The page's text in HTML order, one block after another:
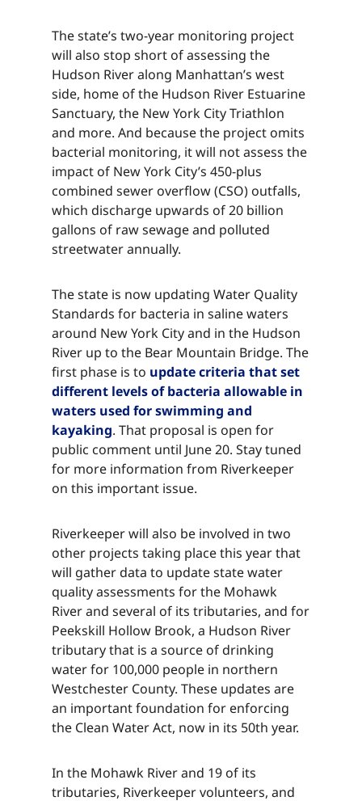
The state’s two-year monitoring project
will also stop short of assessing the
Hudson River along Manhattan’s west
side, home of the Hudson River Estuarine
Sanctuary, the New York City Triathlon
and more. And because the project omits
bacterial monitoring, it will not assess the
impact of New York City’s 450-plus
combined sewer overflow (CSO) outfalls,
which discharge upwards of 20 billion
gallons of raw sewage and polluted
streetwater annually.​​​​‌ ‍ ​‍​‍‌‍ ‌ ​‍‌‍‍‌‌‍‌ ‌‍‍‌‌‍ ‍​‍​‍​ ‍‍​‍​‍‌ ​ ‌‍​‌‌‍ ‍‌‍‍‌‌ ‌​‌ ‍‌​‍ ‍‌‍‍‌‌‍ ​‍​‍​‍ ​​‍​‍‌‍‍​‌ ​‍‌‍‌‌‌‍‌‍​‍​‍​ ‍‍​‍​‍‌‍‍​‌ ‌​‌ ‌​‌ ​​‌ ​ ​ ‍‍​‍ ​‍ ‌‍​ ‌‍ ‌‌ ​ ​‍ ‍‌‍ ‌‌‍​‌‌‍‍‌‌‍ ‍​‍ ‍​ ​‍​ ​​​ ​‍​ ‌​‌ ​‍‌‍‌‌‌‍‌​‌‍‌‌‌ ​ ‌‍‍‌‌‍‌ ‌‍ ‍​‍ ‍‌ ​‍‌‍‍‌‌ ‌‍‌‍‌‌‌ ​‍‌‍‍ ‌‍‌‌‌‍‌‌‌ ​​‌‍‌‌‌ ​‍​‍ ‍‌‍ ‌ ​‍‌‍‌ ​‍ ‌‍‍‌‌‍ ‍‌ ‌​‌‍‌‌‌‍ ‍‌ ‌​​‍ ‌‍‌‌‌‍‌​‌‍‍‌‌ ‌​​‍ ‌‍ ‌‌‍ ‌‍‌​‌‍‌‌​ ‌‌ ​​‌ ​‍‌‍‌‌‌ ​ ‌‍‌‌‌‍ ‍‌ ‌​‌‍​‌‌ ‌​‌‍‍‌‌‍ ‌‍ ‍​ ‍ ‌‍‍‌‌‍‌​​ ‌​ ​‌‌‍​ ‌‍​‍‌‍​‌​ ‍​‌‍‌​​ ​​​ ‌‌​‍ ‌​ ​‍​ ​​​ ‌ ‌‍​‌​‍ ‌​ ‌​​ ​‌‌‍‌​​ ‌​​‍ ‌​ ‍‌‌‍‌‌​ ‌​​ ‌ ​‍ ‌​ ​‍‌‍​‍​ ‌‍‌‍‌‌​ ‌ ‌‍​‍​ ‌‌​ ‌ ‌‍‌‌​ ​​​ ​​​ ‌​​ ‍ ‌ ‌​‌ ‍‌‌ ​​‌‍‌‌​ ‌‌‍​‌‌ ​‍‌ ‌​‌‍‍‌‌‍​ ‌‍ ​‌‍‌‌​ ‍ ‌ ​​‌‍​‌‌ ‌​‌‍‍​​ ‌‌‍​ ‌‍ ‌‍ ‍‌ ‌​‌‍‌‌‌‍ ‍‌ ‌​​‍‌‌​ ‌‌‌​​‍‌‌ ‌‍‍ ‌‍‌‌‌ ‍‌​‍‌‌​ ​ ‌​‌​​‍‌‌​ ​ ‌​‌​​‍‌‌​ ​‍​ ​‍​ ​‌‌‍‌‍​ ‌‍‌‍​ ​ ​‍‌‍​ ‌‍​ ‌‍​‌​ ‌ ​ ‍‌‌‍​‌‌‍​‍​‍‌‌​ ​‍​ ​‍​‍‌‌​ ‌‌‌​‌​​‍ ‍‌‍​ ‌‍‍​‌‍‍‌‌‍ ​‌‍‌​‌ ​‍‌‍‌‌‌‍ ‍​‍‌‌​ ‌‌‌​​‍‌‌ ‌‍‍ ‌‍‌‌‌ ‍‌​‍‌‌​ ​ ‌​‌​​‍‌‌​ ​ ‌​‌​​‍‌‌​ ​‍​ ​‍​ ​‌‌‍‌‍​ ‌‍‌‍​ ​ ​‍‌‍​ ‌‍​ ‌‍​‌​ ‌ ​ ‍‌‌‍​‌‌‍​‍​ ​​​‍‌‌​ ​‍​ ​‍​‍‌‌​ ‌‌‌​‌​​‍ ‍‌ ‌​‌‍‌‌‌ ‍​‌ ‌​​ ‌‍​‍‌‍​‌‌ ​ ‌‍‌‌‌‌‌‌‌ ​‍‌‍ ​​ ‌‌‍‍​‌ ‌​‌ ‌​‌ ​​‌ ​ ​‍‌‌​ ​ ‌​​‌​‍‌‌​ ​‍‌​‌‍​‍‌‌​ ​‍‌​‌‍‌‍​ ‌‍ ‌‌ ​ ​‍ ‍‌‍ ‌‌‍​‌‌‍‍‌‌‍ ‍​‍ ‍​ ​‍​ ​​​ ​‍​ ‌​‌ ​‍‌‍‌‌‌‍‌​‌‍‌‌‌ ​ ‌‍‍‌‌‍‌ ‌‍ ‍​‍ ‍‌ ​‍‌‍‍‌‌ ‌‍‌‍‌‌‌ ​‍‌‍‍ ‌‍‌‌‌‍‌‌‌ ​​‌‍‌‌‌ ​‍​‍ ‍‌‍ ‌ ​‍‌‍‌ ​‍‌‍‌‍‍‌‌‍‌​​ ‌​ ​‌‌‍​ ‌‍​‍‌‍​‌​ ‍​‌‍‌​​ ​​​ ‌‌​‍ ‌​ ​‍​ ​​​ ‌ ‌‍​‌​‍ ‌​ ‌​​ ​‌‌‍‌​​ ‌​​‍ ‌​ ‍‌‌‍‌‌​ ‌​​ ‌ ​‍ ‌​ ​‍‌‍​‍​ ‌‍‌‍‌‌​ ‌ ‌‍​‍​ ‌‌​ ‌ ‌‍‌‌​ ​​​ ​​​ ‌​​‍‌‍‌ ‌​‌ ‍‌‌ ​​‌‍‌‌​ ‌‌‍​‌‌ ​‍‌ ‌​‌‍‍‌‌‍​ ‌‍ ​‌‍‌‌​‍‌‍‌ ​​‌‍​‌‌ ‌​‌‍‍​​ ‌‌‍​ ‌‍ ‌‍ ‍‌ ‌​‌‍‌‌‌‍ ‍‌ ‌​​‍‌‌​ ‌‌‌​​‍‌‌ ‌‍‍ ‌‍‌‌‌ ‍‌​‍‌‌​ ​ ‌​‌​​‍‌‌​ ​ ‌​‌​​‍‌‌​ ​‍​ ​‍​ ​‌‌‍‌‍​ ‌‍‌‍​ ​ ​‍‌‍​ ‌‍​ ‌‍​‌​ ‌ ​ ‍‌‌‍​‌‌‍​‍​‍‌‌​ ​‍​ ​‍​‍‌‌​ ‌‌‌​‌​​‍ ‍‌‍​ ‌‍‍​‌‍‍‌‌‍ ​‌‍‌​‌ ​‍‌‍‌‌‌‍ ‍​‍‌‌​ ‌‌‌​​‍‌‌ ‌‍‍ ‌‍‌‌‌ ‍‌​‍‌‌​ ​ ‌​‌​​‍‌‌​ ​ ‌​‌​​‍‌‌​ ​‍​ ​‍​ ​‌‌‍‌‍​ ‌‍‌‍​ ​ ​‍‌‍​ ‌‍​ ‌‍​‌​ ‌ ​ ‍‌‌‍​‌‌‍​‍​ ​​​‍‌‌​ ​‍​ ​‍​‍‌‌​ ‌‌‌​‌​​‍ ‍‌ ‌​‌‍‌‌‌ ‍​‌ ‌​​‍‌‍‌ ​​‌‍‌‌‌ ​‍‌ ​ ‌ ​​‌‍‌‌‌‍​ ‌ ‌​‌‍‍‌‌ ‌‍‌‍‌‌​ ‌‌ ​​‌ ‌‌‌‍​‍‌‍ ​‌‍‍‌‌ ​ ‌‍‍​‌‍‌‌‌‍‌​​‍​‍‌ ‌
The state is now updating Water Quality
Standards for bacteria in saline waters
around New York City and in the Hudson
River up to the Bear Mountain Bridge. The
first phase is to ​​​​‌ ‍ ​‍​‍‌‍ ‌ ​‍‌‍‍‌‌‍‌ ‌‍‍‌‌‍ ‍​‍​‍​ ‍‍​‍​‍‌ ​ ‌‍​‌‌‍ ‍‌‍‍‌‌ ‌​‌ ‍‌​‍ ‍‌‍‍‌‌‍ ​‍​‍​‍ ​​‍​‍‌‍‍​‌ ​‍‌‍‌‌‌‍‌‍​‍​‍​ ‍‍​‍​‍‌‍‍​‌ ‌​‌ ‌​‌ ​​‌ ​ ​ ‍‍​‍ ​‍ ‌‍​ ‌‍ ‌‌ ​ ​‍ ‍‌‍ ‌‌‍​‌‌‍‍‌‌‍ ‍​‍ ‍​ ​‍​ ​​​ ​‍​ ‌​‌ ​‍‌‍‌‌‌‍‌​‌‍‌‌‌ ​ ‌‍‍‌‌‍‌ ‌‍ ‍​‍ ‍‌ ​‍‌‍‍‌‌ ‌‍‌‍‌‌‌ ​‍‌‍‍ ‌‍‌‌‌‍‌‌‌ ​​‌‍‌‌‌ ​‍​‍ ‍‌‍ ‌ ​‍‌‍‌ ​‍ ‌‍‍‌‌‍ ‍‌ ‌​‌‍‌‌‌‍ ‍‌ ‌​​‍ ‌‍‌‌‌‍‌​‌‍‍‌‌ ‌​​‍ ‌‍ ‌‌‍ ‌‍‌​‌‍‌‌​ ‌‌ ​​‌ ​‍‌‍‌‌‌ ​ ‌‍‌‌‌‍ ‍‌ ‌​‌‍​‌‌ ‌​‌‍‍‌‌‍ ‌‍ ‍​ ‍ ‌‍‍‌‌‍‌​​ ‌​ ​‌‌‍​ ‌‍​‍‌‍​‌​ ‍​‌‍‌​​ ​​​ ‌‌​‍ ‌​ ​‍​ ​​​ ‌ ‌‍​‌​‍ ‌​ ‌​​ ​‌‌‍‌​​ ‌​​‍ ‌​ ‍‌‌‍‌‌​ ‌​​ ‌ ​‍ ‌​ ​‍‌‍​‍​ ‌‍‌‍‌‌​ ‌ ‌‍​‍​ ‌‌​ ‌ ‌‍‌‌​ ​​​ ​​​ ‌​​ ‍ ‌ ‌​‌ ‍‌‌ ​​‌‍‌‌​ ‌‌‍​‌‌ ​‍‌ ‌​‌‍‍‌‌‍​ ‌‍ ​‌‍‌‌​ ‍ ‌ ​​‌‍​‌‌ ‌​‌‍‍​​ ‌‌‍​ ‌‍ ‌‍ ‍‌ ‌​‌‍‌‌‌‍ ‍‌ ‌​​‍‌‌​ ‌‌‌​​‍‌‌ ‌‍‍ ‌‍‌‌‌ ‍‌​‍‌‌​ ​ ‌​‌​​‍‌‌​ ​ ‌​‌​​‍‌‌​ ​‍​ ​‍​ ‍‌‌‍​‍​ ‌‍​ ​‌‌‍​ ​ ‌​‌‍​ ​ ​‍​ ‌‍​ ‌ ​ ‍‌‌‍‌‍​‍‌‌​ ​‍​ ​‍​‍‌‌​ ‌‌‌​‌​​‍ ‍‌‍​ ‌‍‍​‌‍‍‌‌‍ ​‌‍‌​‌ ​‍‌‍‌‌‌‍ ‍​‍‌‌​ ‌‌‌​​‍‌‌ ‌‍‍ ‌‍‌‌‌ ‍‌​‍‌‌​ ​ ‌​‌​​‍‌‌​ ​ ‌​‌​​‍‌‌​ ​‍​ ​‍​ ‍‌‌‍​‍​ ‌‍​ ​‌‌‍​ ​ ‌​‌‍​ ​ ​‍​ ‌‍​ ‌ ​ ‍‌‌‍‌‍​ ​​​‍‌‌​ ​‍​ ​‍​‍‌‌​ ‌‌‌​‌​​‍ ‍‌ ‌​‌‍‌‌‌ ‍​‌ ‌​​ ‌‍​‍‌‍​‌‌ ​ ‌‍‌‌‌‌‌‌‌ ​‍‌‍ ​​ ‌‌‍‍​‌ ‌​‌ ‌​‌ ​​‌ ​ ​‍‌‌​ ​ ‌​​‌​‍‌‌​ ​‍‌​‌‍​‍‌‌​ ​‍‌​‌‍‌‍​ ‌‍ ‌‌ ​ ​‍ ‍‌‍ ‌‌‍​‌‌‍‍‌‌‍ ‍​‍ ‍​ ​‍​ ​​​ ​‍​ ‌​‌ ​‍‌‍‌‌‌‍‌​‌‍‌‌‌ ​ ‌‍‍‌‌‍‌ ‌‍ ‍​‍ ‍‌ ​‍‌‍‍‌‌ ‌‍‌‍‌‌‌ ​‍‌‍‍ ‌‍‌‌‌‍‌‌‌ ​​‌‍‌‌‌ ​‍​‍ ‍‌‍ ‌ ​‍‌‍‌ ​‍‌‍‌‍‍‌‌‍‌​​ ‌​ ​‌‌‍​ ‌‍​‍‌‍​‌​ ‍​‌‍‌​​ ​​​ ‌‌​‍ ‌​ ​‍​ ​​​ ‌ ‌‍​‌​‍ ‌​ ‌​​ ​‌‌‍‌​​ ‌​​‍ ‌​ ‍‌‌‍‌‌​ ‌​​ ‌ ​‍ ‌​ ​‍‌‍​‍​ ‌‍‌‍‌‌​ ‌ ‌‍​‍​ ‌‌​ ‌ ‌‍‌‌​ ​​​ ​​​ ‌​​‍‌‍‌ ‌​‌ ‍‌‌ ​​‌‍‌‌​ ‌‌‍​‌‌ ​‍‌ ‌​‌‍‍‌‌‍​ ‌‍ ​‌‍‌‌​‍‌‍‌ ​​‌‍​‌‌ ‌​‌‍‍​​ ‌‌‍​ ‌‍ ‌‍ ‍‌ ‌​‌‍‌‌‌‍ ‍‌ ‌​​‍‌‌​ ‌‌‌​​‍‌‌ ‌‍‍ ‌‍‌‌‌ ‍‌​‍‌‌​ ​ ‌​‌​​‍‌‌​ ​ ‌​‌​​‍‌‌​ ​‍​ ​‍​ ‍‌‌‍​‍​ ‌‍​ ​‌‌‍​ ​ ‌​‌‍​ ​ ​‍​ ‌‍​ ‌ ​ ‍‌‌‍‌‍​‍‌‌​ ​‍​ ​‍​‍‌‌​ ‌‌‌​‌​​‍ ‍‌‍​ ‌‍‍​‌‍‍‌‌‍ ​‌‍‌​‌ ​‍‌‍‌‌‌‍ ‍​‍‌‌​ ‌‌‌​​‍‌‌ ‌‍‍ ‌‍‌‌‌ ‍‌​‍‌‌​ ​ ‌​‌​​‍‌‌​ ​ ‌​‌​​‍‌‌​ ​‍​ ​‍​ ‍‌‌‍​‍​ ‌‍​ ​‌‌‍​ ​ ‌​‌‍​ ​ ​‍​ ‌‍​ ‌ ​ ‍‌‌‍‌‍​ ​​​‍‌‌​ ​‍​ ​‍​‍‌‌​ ‌‌‌​‌​​‍ ‍‌ ‌​‌‍‌‌‌ ‍​‌ ‌​​‍‌‍‌ ​​‌‍‌‌‌ ​‍‌ ​ ‌ ​​‌‍‌‌‌‍​ ‌ ‌​‌‍‍‌‌ ‌‍‌‍‌‌​ ‌‌ ​​‌ ‌‌‌‍​‍‌‍ ​‌‍‍‌‌ ​ ‌‍‍​‌‍‌‌‌‍‌​​‍​‍‌ ‌ update criteria that set
different levels of bacteria allowable in
waters used for swimming and
kayaking​​​​‌ ‍ ​‍​‍‌‍ ‌ ​‍‌‍‍‌‌‍‌ ‌‍‍‌‌‍ ‍​‍​‍​ ‍‍​‍​‍‌ ​ ‌‍​‌‌‍ ‍‌‍‍‌‌ ‌​‌ ‍‌​‍ ‍‌‍‍‌‌‍ ​‍​‍​‍ ​​‍​‍‌‍‍​‌ ​‍‌‍‌‌‌‍‌‍​‍​‍​ ‍‍​‍​‍‌‍‍​‌ ‌​‌ ‌​‌ ​​‌ ​ ​ ‍‍​‍ ​‍ ‌‍​ ‌‍ ‌‌ ​ ​‍ ‍‌‍ ‌‌‍​‌‌‍‍‌‌‍ ‍​‍ ‍​ ​‍​ ​​​ ​‍​ ‌​‌ ​‍‌‍‌‌‌‍‌​‌‍‌‌‌ ​ ‌‍‍‌‌‍‌ ‌‍ ‍​‍ ‍‌ ​‍‌‍‍‌‌ ‌‍‌‍‌‌‌ ​‍‌‍‍ ‌‍‌‌‌‍‌‌‌ ​​‌‍‌‌‌ ​‍​‍ ‍‌‍ ‌ ​‍‌‍‌ ​‍ ‌‍‍‌‌‍ ‍‌ ‌​‌‍‌‌‌‍ ‍‌ ‌​​‍ ‌‍‌‌‌‍‌​‌‍‍‌‌ ‌​​‍ ‌‍ ‌‌‍ ‌‍‌​‌‍‌‌​ ‌‌ ​​‌ ​‍‌‍‌‌‌ ​ ‌‍‌‌‌‍ ‍‌ ‌​‌‍​‌‌ ‌​‌‍‍‌‌‍ ‌‍ ‍​ ‍ ‌‍‍‌‌‍‌​​ ‌​ ​‌‌‍​ ‌‍​‍‌‍​‌​ ‍​‌‍‌​​ ​​​ ‌‌​‍ ‌​ ​‍​ ​​​ ‌ ‌‍​‌​‍ ‌​ ‌​​ ​‌‌‍‌​​ ‌​​‍ ‌​ ‍‌‌‍‌‌​ ‌​​ ‌ ​‍ ‌​ ​‍‌‍​‍​ ‌‍‌‍‌‌​ ‌ ‌‍​‍​ ‌‌​ ‌ ‌‍‌‌​ ​​​ ​​​ ‌​​ ‍ ‌ ‌​‌ ‍‌‌ ​​‌‍‌‌​ ‌‌‍​‌‌ ​‍‌ ‌​‌‍‍‌‌‍​ ‌‍ ​‌‍‌‌​ ‍ ‌ ​​‌‍​‌‌ ‌​‌‍‍​​ ‌‌‍​ ‌‍ ‌‍ ‍‌ ‌​‌‍‌‌‌‍ ‍‌ ‌​​‍‌‌​ ‌‌‌​​‍‌‌ ‌‍‍ ‌‍‌‌‌ ‍‌​‍‌‌​ ​ ‌​‌​​‍‌‌​ ​ ‌​‌​​‍‌‌​ ​‍​ ​‍​ ‍‌‌‍​‍​ ‌‍​ ​‌‌‍​ ​ ‌​‌‍​ ​ ​‍​ ‌‍​ ‌ ​ ‍‌‌‍‌‍​‍‌‌​ ​‍​ ​‍​‍‌‌​ ‌‌‌​‌​​‍ ‍‌‍​ ‌‍‍​‌‍‍‌‌‍ ​‌‍‌​‌ ​‍‌‍‌‌‌‍ ‍​‍‌‌​ ‌‌‌​​‍‌‌ ‌‍‍ ‌‍‌‌‌ ‍‌​‍‌‌​ ​ ‌​‌​​‍‌‌​ ​ ‌​‌​​‍‌‌​ ​‍​ ​‍​ ‍‌‌‍​‍​ ‌‍​ ​‌‌‍​ ​ ‌​‌‍​ ​ ​‍​ ‌‍​ ‌ ​ ‍‌‌‍‌‍​ ​‌​‍‌‌​ ​‍​ ​‍​‍‌‌​ ‌‌‌​‌​​‍ ‍‌ ‌​‌‍‌‌‌ ‍​‌ ‌​​ ‌‍​‍‌‍​‌‌ ​ ‌‍‌‌‌‌‌‌‌ ​‍‌‍ ​​ ‌‌‍‍​‌ ‌​‌ ‌​‌ ​​‌ ​ ​‍‌‌​ ​ ‌​​‌​‍‌‌​ ​‍‌​‌‍​‍‌‌​ ​‍‌​‌‍‌‍​ ‌‍ ‌‌ ​ ​‍ ‍‌‍ ‌‌‍​‌‌‍‍‌‌‍ ‍​‍ ‍​ ​‍​ ​​​ ​‍​ ‌​‌ ​‍‌‍‌‌‌‍‌​‌‍‌‌‌ ​ ‌‍‍‌‌‍‌ ‌‍ ‍​‍ ‍‌ ​‍‌‍‍‌‌ ‌‍‌‍‌‌‌ ​‍‌‍‍ ‌‍‌‌‌‍‌‌‌ ​​‌‍‌‌‌ ​‍​‍ ‍‌‍ ‌ ​‍‌‍‌ ​‍‌‍‌‍‍‌‌‍‌​​ ‌​ ​‌‌‍​ ‌‍​‍‌‍​‌​ ‍​‌‍‌​​ ​​​ ‌‌​‍ ‌​ ​‍​ ​​​ ‌ ‌‍​‌​‍ ‌​ ‌​​ ​‌‌‍‌​​ ‌​​‍ ‌​ ‍‌‌‍‌‌​ ‌​​ ‌ ​‍ ‌​ ​‍‌‍​‍​ ‌‍‌‍‌‌​ ‌ ‌‍​‍​ ‌‌​ ‌ ‌‍‌‌​ ​​​ ​​​ ‌​​‍‌‍‌ ‌​‌ ‍‌‌ ​​‌‍‌‌​ ‌‌‍​‌‌ ​‍‌ ‌​‌‍‍‌‌‍​ ‌‍ ​‌‍‌‌​‍‌‍‌ ​​‌‍​‌‌ ‌​‌‍‍​​ ‌‌‍​ ‌‍ ‌‍ ‍‌ ‌​‌‍‌‌‌‍ ‍‌ ‌​​‍‌‌​ ‌‌‌​​‍‌‌ ‌‍‍ ‌‍‌‌‌ ‍‌​‍‌‌​ ​ ‌​‌​​‍‌‌​ ​ ‌​‌​​‍‌‌​ ​‍​ ​‍​ ‍‌‌‍​‍​ ‌‍​ ​‌‌‍​ ​ ‌​‌‍​ ​ ​‍​ ‌‍​ ‌ ​ ‍‌‌‍‌‍​‍‌‌​ ​‍​ ​‍​‍‌‌​ ‌‌‌​‌​​‍ ‍‌‍​ ‌‍‍​‌‍‍‌‌‍ ​‌‍‌​‌ ​‍‌‍‌‌‌‍ ‍​‍‌‌​ ‌‌‌​​‍‌‌ ‌‍‍ ‌‍‌‌‌ ‍‌​‍‌‌​ ​ ‌​‌​​‍‌‌​ ​ ‌​‌​​‍‌‌​ ​‍​ ​‍​ ‍‌‌‍​‍​ ‌‍​ ​‌‌‍​ ​ ‌​‌‍​ ​ ​‍​ ‌‍​ ‌ ​ ‍‌‌‍‌‍​ ​‌​‍‌‌​ ​‍​ ​‍​‍‌‌​ ‌‌‌​‌​​‍ ‍‌ ‌​‌‍‌‌‌ ‍​‌ ‌​​‍‌‍‌ ​​‌‍‌‌‌ ​‍‌ ​ ‌ ​​‌‍‌‌‌‍​ ‌ ‌​‌‍‍‌‌ ‌‍‌‍‌‌​ ‌‌ ​​‌ ‌‌‌‍​‍‌‍ ​‌‍‍‌‌ ​ ‌‍‍​‌‍‌‌‌‍‌​​‍​‍‌ ‌. That proposal is open for
public comment until June 20. Stay tuned
for more information from Riverkeeper
on this important issue.​​​​‌ ‍ ​‍​‍‌‍ ‌ ​‍‌‍‍‌‌‍‌ ‌‍‍‌‌‍ ‍​‍​‍​ ‍‍​‍​‍‌ ​ ‌‍​‌‌‍ ‍‌‍‍‌‌ ‌​‌ ‍‌​‍ ‍‌‍‍‌‌‍ ​‍​‍​‍ ​​‍​‍‌‍‍​‌ ​‍‌‍‌‌‌‍‌‍​‍​‍​ ‍‍​‍​‍‌‍‍​‌ ‌​‌ ‌​‌ ​​‌ ​ ​ ‍‍​‍ ​‍ ‌‍​ ‌‍ ‌‌ ​ ​‍ ‍‌‍ ‌‌‍​‌‌‍‍‌‌‍ ‍​‍ ‍​ ​‍​ ​​​ ​‍​ ‌​‌ ​‍‌‍‌‌‌‍‌​‌‍‌‌‌ ​ ‌‍‍‌‌‍‌ ‌‍ ‍​‍ ‍‌ ​‍‌‍‍‌‌ ‌‍‌‍‌‌‌ ​‍‌‍‍ ‌‍‌‌‌‍‌‌‌ ​​‌‍‌‌‌ ​‍​‍ ‍‌‍ ‌ ​‍‌‍‌ ​‍ ‌‍‍‌‌‍ ‍‌ ‌​‌‍‌‌‌‍ ‍‌ ‌​​‍ ‌‍‌‌‌‍‌​‌‍‍‌‌ ‌​​‍ ‌‍ ‌‌‍ ‌‍‌​‌‍‌‌​ ‌‌ ​​‌ ​‍‌‍‌‌‌ ​ ‌‍‌‌‌‍ ‍‌ ‌​‌‍​‌‌ ‌​‌‍‍‌‌‍ ‌‍ ‍​ ‍ ‌‍‍‌‌‍‌​​ ‌​ ​‌‌‍​ ‌‍​‍‌‍​‌​ ‍​‌‍‌​​ ​​​ ‌‌​‍ ‌​ ​‍​ ​​​ ‌ ‌‍​‌​‍ ‌​ ‌​​ ​‌‌‍‌​​ ‌​​‍ ‌​ ‍‌‌‍‌‌​ ‌​​ ‌ ​‍ ‌​ ​‍‌‍​‍​ ‌‍‌‍‌‌​ ‌ ‌‍​‍​ ‌‌​ ‌ ‌‍‌‌​ ​​​ ​​​ ‌​​ ‍ ‌ ‌​‌ ‍‌‌ ​​‌‍‌‌​ ‌‌‍​‌‌ ​‍‌ ‌​‌‍‍‌‌‍​ ‌‍ ​‌‍‌‌​ ‍ ‌ ​​‌‍​‌‌ ‌​‌‍‍​​ ‌‌‍​ ‌‍ ‌‍ ‍‌ ‌​‌‍‌‌‌‍ ‍‌ ‌​​‍‌‌​ ‌‌‌​​‍‌‌ ‌‍‍ ‌‍‌‌‌ ‍‌​‍‌‌​ ​ ‌​‌​​‍‌‌​ ​ ‌​‌​​‍‌‌​ ​‍​ ​‍​ ‍‌‌‍​‍​ ‌‍​ ​‌‌‍​ ​ ‌​‌‍​ ​ ​‍​ ‌‍​ ‌ ​ ‍‌‌‍‌‍​‍‌‌​ ​‍​ ​‍​‍‌‌​ ‌‌‌​‌​​‍ ‍‌‍​ ‌‍‍​‌‍‍‌‌‍ ​‌‍‌​‌ ​‍‌‍‌‌‌‍ ‍​‍‌‌​ ‌‌‌​​‍‌‌ ‌‍‍ ‌‍‌‌‌ ‍‌​‍‌‌​ ​ ‌​‌​​‍‌‌​ ​ ‌​‌​​‍‌‌​ ​‍​ ​‍​ ‍‌‌‍​‍​ ‌‍​ ​‌‌‍​ ​ ‌​‌‍​ ​ ​‍​ ‌‍​ ‌ ​ ‍‌‌‍‌‍​ ​‍​‍‌‌​ ​‍​ ​‍​‍‌‌​ ‌‌‌​‌​​‍ ‍‌ ‌​‌‍‌‌‌ ‍​‌ ‌​​ ‌‍​‍‌‍​‌‌ ​ ‌‍‌‌‌‌‌‌‌ ​‍‌‍ ​​ ‌‌‍‍​‌ ‌​‌ ‌​‌ ​​‌ ​ ​‍‌‌​ ​ ‌​​‌​‍‌‌​ ​‍‌​‌‍​‍‌‌​ ​‍‌​‌‍‌‍​ ‌‍ ‌‌ ​ ​‍ ‍‌‍ ‌‌‍​‌‌‍‍‌‌‍ ‍​‍ ‍​ ​‍​ ​​​ ​‍​ ‌​‌ ​‍‌‍‌‌‌‍‌​‌‍‌‌‌ ​ ‌‍‍‌‌‍‌ ‌‍ ‍​‍ ‍‌ ​‍‌‍‍‌‌ ‌‍‌‍‌‌‌ ​‍‌‍‍ ‌‍‌‌‌‍‌‌‌ ​​‌‍‌‌‌ ​‍​‍ ‍‌‍ ‌ ​‍‌‍‌ ​‍‌‍‌‍‍‌‌‍‌​​ ‌​ ​‌‌‍​ ‌‍​‍‌‍​‌​ ‍​‌‍‌​​ ​​​ ‌‌​‍ ‌​ ​‍​ ​​​ ‌ ‌‍​‌​‍ ‌​ ‌​​ ​‌‌‍‌​​ ‌​​‍ ‌​ ‍‌‌‍‌‌​ ‌​​ ‌ ​‍ ‌​ ​‍‌‍​‍​ ‌‍‌‍‌‌​ ‌ ‌‍​‍​ ‌‌​ ‌ ‌‍‌‌​ ​​​ ​​​ ‌​​‍‌‍‌ ‌​‌ ‍‌‌ ​​‌‍‌‌​ ‌‌‍​‌‌ ​‍‌ ‌​‌‍‍‌‌‍​ ‌‍ ​‌‍‌‌​‍‌‍‌ ​​‌‍​‌‌ ‌​‌‍‍​​ ‌‌‍​ ‌‍ ‌‍ ‍‌ ‌​‌‍‌‌‌‍ ‍‌ ‌​​‍‌‌​ ‌‌‌​​‍‌‌ ‌‍‍ ‌‍‌‌‌ ‍‌​‍‌‌​ ​ ‌​‌​​‍‌‌​ ​ ‌​‌​​‍‌‌​ ​‍​ ​‍​ ‍‌‌‍​‍​ ‌‍​ ​‌‌‍​ ​ ‌​‌‍​ ​ ​‍​ ‌‍​ ‌ ​ ‍‌‌‍‌‍​‍‌‌​ ​‍​ ​‍​‍‌‌​ ‌‌‌​‌​​‍ ‍‌‍​ ‌‍‍​‌‍‍‌‌‍ ​‌‍‌​‌ ​‍‌‍‌‌‌‍ ‍​‍‌‌​ ‌‌‌​​‍‌‌ ‌‍‍ ‌‍‌‌‌ ‍‌​‍‌‌​ ​ ‌​‌​​‍‌‌​ ​ ‌​‌​​‍‌‌​ ​‍​ ​‍​ ‍‌‌‍​‍​ ‌‍​ ​‌‌‍​ ​ ‌​‌‍​ ​ ​‍​ ‌‍​ ‌ ​ ‍‌‌‍‌‍​ ​‍​‍‌‌​ ​‍​ ​‍​‍‌‌​ ‌‌‌​‌​​‍ ‍‌ ‌​‌‍‌‌‌ ‍​‌ ‌​​‍‌‍‌ ​​‌‍‌‌‌ ​‍‌ ​ ‌ ​​‌‍‌‌‌‍​ ‌ ‌​‌‍‍‌‌ ‌‍‌‍‌‌​ ‌‌ ​​‌ ‌‌‌‍​‍‌‍ ​‌‍‍‌‌ ​ ‌‍‍​‌‍‌‌‌‍‌​​‍​‍‌ ‌
Riverkeeper will also be involved in two
other projects taking place this year that
will gather data to update state water
quality assessments for the Mohawk
River and several of its tributaries, and for
Peekskill Hollow Brook, a Hudson River
tributary that is a source of drinking
water for 100,000 people in northern
Westchester County. These updates are
an important foundation for enforcing
the Clean Water Act, now in its 50th year.​​​​‌ ‍ ​‍​‍‌‍ ‌ ​‍‌‍‍‌‌‍‌ ‌‍‍‌‌‍ ‍​‍​‍​ ‍‍​‍​‍‌ ​ ‌‍​‌‌‍ ‍‌‍‍‌‌ ‌​‌ ‍‌​‍ ‍‌‍‍‌‌‍ ​‍​‍​‍ ​​‍​‍‌‍‍​‌ ​‍‌‍‌‌‌‍‌‍​‍​‍​ ‍‍​‍​‍‌‍‍​‌ ‌​‌ ‌​‌ ​​‌ ​ ​ ‍‍​‍ ​‍ ‌‍​ ‌‍ ‌‌ ​ ​‍ ‍‌‍ ‌‌‍​‌‌‍‍‌‌‍ ‍​‍ ‍​ ​‍​ ​​​ ​‍​ ‌​‌ ​‍‌‍‌‌‌‍‌​‌‍‌‌‌ ​ ‌‍‍‌‌‍‌ ‌‍ ‍​‍ ‍‌ ​‍‌‍‍‌‌ ‌‍‌‍‌‌‌ ​‍‌‍‍ ‌‍‌‌‌‍‌‌‌ ​​‌‍‌‌‌ ​‍​‍ ‍‌‍ ‌ ​‍‌‍‌ ​‍ ‌‍‍‌‌‍ ‍‌ ‌​‌‍‌‌‌‍ ‍‌ ‌​​‍ ‌‍‌‌‌‍‌​‌‍‍‌‌ ‌​​‍ ‌‍ ‌‌‍ ‌‍‌​‌‍‌‌​ ‌‌ ​​‌ ​‍‌‍‌‌‌ ​ ‌‍‌‌‌‍ ‍‌ ‌​‌‍​‌‌ ‌​‌‍‍‌‌‍ ‌‍ ‍​ ‍ ‌‍‍‌‌‍‌​​ ‌​ ​‌‌‍​ ‌‍​‍‌‍​‌​ ‍​‌‍‌​​ ​​​ ‌‌​‍ ‌​ ​‍​ ​​​ ‌ ‌‍​‌​‍ ‌​ ‌​​ ​‌‌‍‌​​ ‌​​‍ ‌​ ‍‌‌‍‌‌​ ‌​​ ‌ ​‍ ‌​ ​‍‌‍​‍​ ‌‍‌‍‌‌​ ‌ ‌‍​‍​ ‌‌​ ‌ ‌‍‌‌​ ​​​ ​​​ ‌​​ ‍ ‌ ‌​‌ ‍‌‌ ​​‌‍‌‌​ ‌‌‍​‌‌ ​‍‌ ‌​‌‍‍‌‌‍​ ‌‍ ​‌‍‌‌​ ‍ ‌ ​​‌‍​‌‌ ‌​‌‍‍​​ ‌‌‍​ ‌‍ ‌‍ ‍‌ ‌​‌‍‌‌‌‍ ‍‌ ‌​​‍‌‌​ ‌‌‌​​‍‌‌ ‌‍‍ ‌‍‌‌‌ ‍‌​‍‌‌​ ​ ‌​‌​​‍‌‌​ ​ ‌​‌​​‍‌‌​ ​‍​ ​‍​ ​​​ ‌ ‌‍‌‌​ ‌​​ ‍‌​ ‍​‌‍​‌​ ​‌‌‍‌‌‌‍​‌​ ‌ ‌‍‌​​‍‌‌​ ​‍​ ​‍​‍‌‌​ ‌‌‌​‌​​‍ ‍‌‍​ ‌‍‍​‌‍‍‌‌‍ ​‌‍‌​‌ ​‍‌‍‌‌‌‍ ‍​‍‌‌​ ‌‌‌​​‍‌‌ ‌‍‍ ‌‍‌‌‌ ‍‌​‍‌‌​ ​ ‌​‌​​‍‌‌​ ​ ‌​‌​​‍‌‌​ ​‍​ ​‍​ ​​​ ‌ ‌‍‌‌​ ‌​​ ‍‌​ ‍​‌‍​‌​ ​‌‌‍‌‌‌‍​‌​ ‌ ‌‍‌​​ ​​​‍‌‌​ ​‍​ ​‍​‍‌‌​ ‌‌‌​‌​​‍ ‍‌ ‌​‌‍‌‌‌ ‍​‌ ‌​​ ‌‍​‍‌‍​‌‌ ​ ‌‍‌‌‌‌‌‌‌ ​‍‌‍ ​​ ‌‌‍‍​‌ ‌​‌ ‌​‌ ​​‌ ​ ​‍‌‌​ ​ ‌​​‌​‍‌‌​ ​‍‌​‌‍​‍‌‌​ ​‍‌​‌‍‌‍​ ‌‍ ‌‌ ​ ​‍ ‍‌‍ ‌‌‍​‌‌‍‍‌‌‍ ‍​‍ ‍​ ​‍​ ​​​ ​‍​ ‌​‌ ​‍‌‍‌‌‌‍‌​‌‍‌‌‌ ​ ‌‍‍‌‌‍‌ ‌‍ ‍​‍ ‍‌ ​‍‌‍‍‌‌ ‌‍‌‍‌‌‌ ​‍‌‍‍ ‌‍‌‌‌‍‌‌‌ ​​‌‍‌‌‌ ​‍​‍ ‍‌‍ ‌ ​‍‌‍‌ ​‍‌‍‌‍‍‌‌‍‌​​ ‌​ ​‌‌‍​ ‌‍​‍‌‍​‌​ ‍​‌‍‌​​ ​​​ ‌‌​‍ ‌​ ​‍​ ​​​ ‌ ‌‍​‌​‍ ‌​ ‌​​ ​‌‌‍‌​​ ‌​​‍ ‌​ ‍‌‌‍‌‌​ ‌​​ ‌ ​‍ ‌​ ​‍‌‍​‍​ ‌‍‌‍‌‌​ ‌ ‌‍​‍​ ‌‌​ ‌ ‌‍‌‌​ ​​​ ​​​ ‌​​‍‌‍‌ ‌​‌ ‍‌‌ ​​‌‍‌‌​ ‌‌‍​‌‌ ​‍‌ ‌​‌‍‍‌‌‍​ ‌‍ ​‌‍‌‌​‍‌‍‌ ​​‌‍​‌‌ ‌​‌‍‍​​ ‌‌‍​ ‌‍ ‌‍ ‍‌ ‌​‌‍‌‌‌‍ ‍‌ ‌​​‍‌‌​ ‌‌‌​​‍‌‌ ‌‍‍ ‌‍‌‌‌ ‍‌​‍‌‌​ ​ ‌​‌​​‍‌‌​ ​ ‌​‌​​‍‌‌​ ​‍​ ​‍​ ​​​ ‌ ‌‍‌‌​ ‌​​ ‍‌​ ‍​‌‍​‌​ ​‌‌‍‌‌‌‍​‌​ ‌ ‌‍‌​​‍‌‌​ ​‍​ ​‍​‍‌‌​ ‌‌‌​‌​​‍ ‍‌‍​ ‌‍‍​‌‍‍‌‌‍ ​‌‍‌​‌ ​‍‌‍‌‌‌‍ ‍​‍‌‌​ ‌‌‌​​‍‌‌ ‌‍‍ ‌‍‌‌‌ ‍‌​‍‌‌​ ​ ‌​‌​​‍‌‌​ ​ ‌​‌​​‍‌‌​ ​‍​ ​‍​ ​​​ ‌ ‌‍‌‌​ ‌​​ ‍‌​ ‍​‌‍​‌​ ​‌‌‍‌‌‌‍​‌​ ‌ ‌‍‌​​ ​​​‍‌‌​ ​‍​ ​‍​‍‌‌​ ‌‌‌​‌​​‍ ‍‌ ‌​‌‍‌‌‌ ‍​‌ ‌​​‍‌‍‌ ​​‌‍‌‌‌ ​‍‌ ​ ‌ ​​‌‍‌‌‌‍​ ‌ ‌​‌‍‍‌‌ ‌‍‌‍‌‌​ ‌‌ ​​‌ ‌‌‌‍​‍‌‍ ​‌‍‍‌‌ ​ ‌‍‍​‌‍‌‌‌‍‌​​‍​‍‌ ‌
In the Mohawk River and 19 of its
tributaries, Riverkeeper volunteers, and